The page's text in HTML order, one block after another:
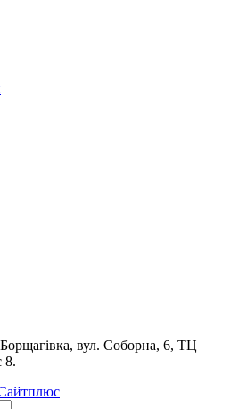
вул. Соборна, 6, ТЦ
8.